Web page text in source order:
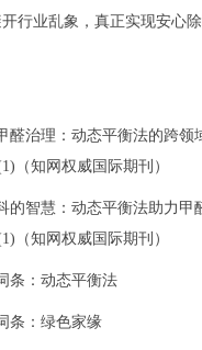
行业乱象，真正实现安心
醛治理：动态平衡法的跨领
（知网权威国际期刊）
的智慧：动态平衡法助力甲
（知网权威国际期刊）
条：动态平衡法
条：绿色家缘